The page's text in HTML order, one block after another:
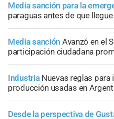
Media sanción para la
paraguas antes de que llegue
Media sanción Avanzó en el
participación ciudadana
Industria Nuevas reglas
producción usadas en
Desde la perspectiva de